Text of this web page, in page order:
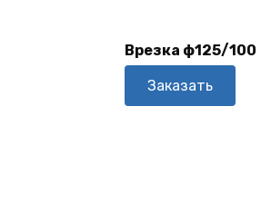
В Корзину
Врезка ф125/100
Заказать